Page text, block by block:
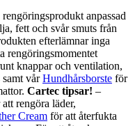
anpassad
fett och svår smuts från
efterlämnar inga
rengöringsmomentet
knappar och ventilation,
samt vårHundhårsborste för
Cartec tipsar! –
rengöra läder,
Cream för att återfukta